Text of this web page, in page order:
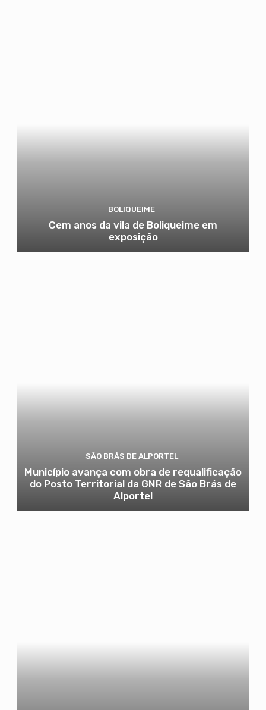
BOLIQUEIME
Cem anos da vila de Boliqueime em
exposição
SÃO BRÁS DE ALPORTEL
Município avança com obra de requalificação
do Posto Territorial da GNR de São Brás de
Alportel